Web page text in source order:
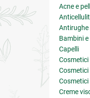
Acne e
Antirughe
Bambini
Capelli
Cosmetici
Creme